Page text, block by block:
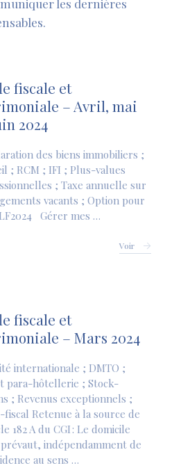
les dernières
fiscale et
– Avril, mai
2024
des biens immobiliers ;
; RCM ; IFI ; Plus-values
; Taxe annuelle sur
vacants ; Option pour
Gérer mes …
Voir
fiscale et
– Mars 2024
internationale ; DMTO ;
para-hôtellerie ; Stock-
; Revenus exceptionnels ;
fiscal Retenue à la source de
182 A du CGI : Le domicile
indépendamment de
au sens …